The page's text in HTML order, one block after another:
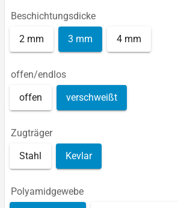
Beschichtungsdicke
2 mm 3 mm 4 mm
offen/endlos
offen verschweißt
Zugträger
Stahl Kevlar
Polyamidgewebe